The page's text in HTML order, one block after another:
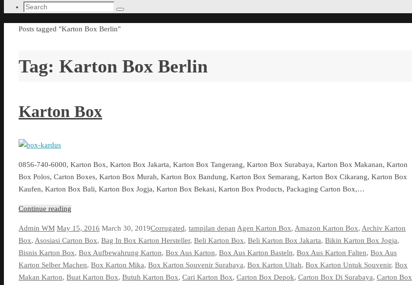
Search
Search
Home
Posts tagged "Karton Box Berlin"
Tag: Karton Box Berlin
Karton Box
0856-740-6000, Karton Box, Karton Box Jakarta, Karton Box Tangerang, Karton Box Surabaya, Karton Box Makanan, Karton
Box Polos, Carton Boxes, Karton Box Murah, Karton Box Bandung, Karton Box Semarang, Karton Box Cikarang, Karton Box
Kaufen, Karton Box Bali, Karton Box Jogja, Karton Box Bekasi, Karton Box Products, Packaging Carton Box,…
Continue reading
Admin WM May 15, 2016 March 30, 2019Corrugated, tampilan depan Agen Karton Box, Amazon Karton Box, Archiv Karton
Box, Asosiasi Carton Box, Bag In Box Karton Hersteller, Beli Karton Box, Beli Karton Box Jakarta, Bikin Karton Box Jogja,
Bisnis Karton Box, Box Aufbewahrung Karton, Box Aus Karton, Box Aus Karton Basteln, Box Aus Karton Falten, Box Aus
Karton Selber Machen, Box Karton Mika, Box Karton Souvenir Surabaya, Box Karton Ultah, Box Karton Untuk Souvenir, Box
Makan Karton, Buat Karton Box, Butuh Karton Box, Cari Karton Box, Carton Box Depok, Carton Box Di Surabaya, Carton Box